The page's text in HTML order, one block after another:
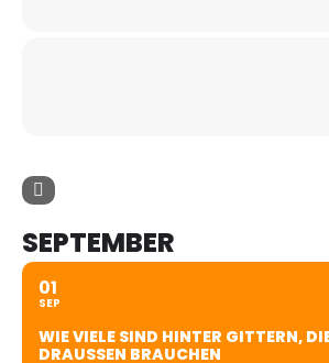
SEPTEMBER
01
SEP
WIE VIELE SIND HINTER GITTERN,
DRAUSSEN BRAUCHEN